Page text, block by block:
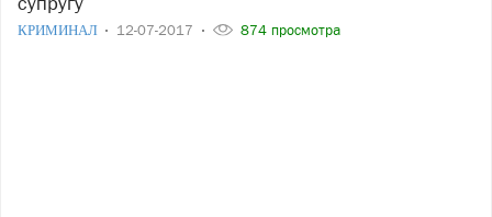
КРИМИНАЛ 12-07-2017 874 просмотра